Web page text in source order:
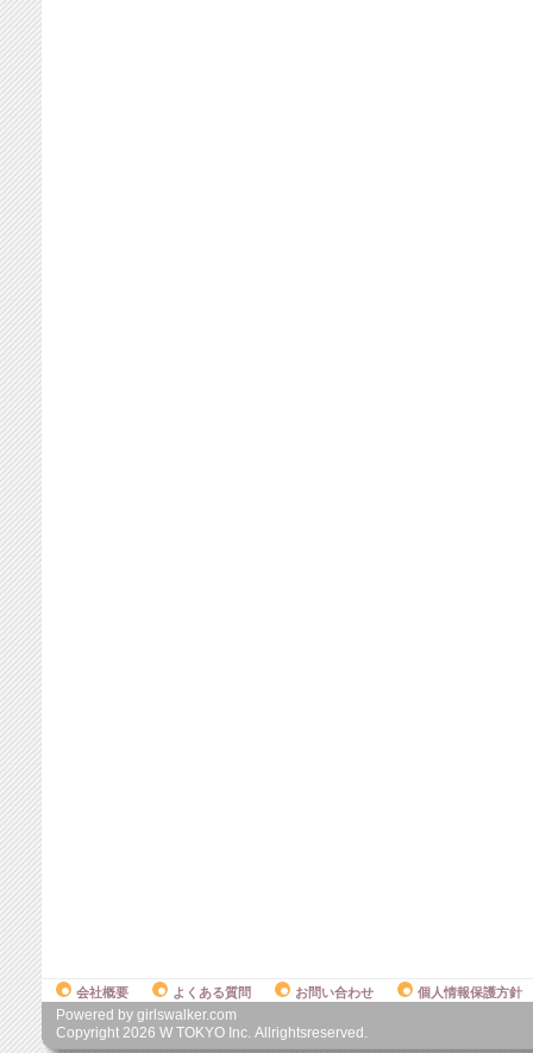
会社概要 よくある質問 お問い合わせ 個人情報保護方針
Powered by girlswalker.com
Copyright 2026 W TOKYO Inc. Allrightsreserved.